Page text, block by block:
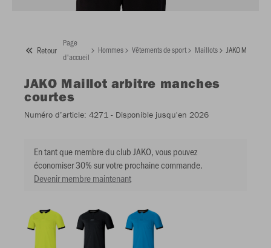
Retour
Page
d'accueil
Hommes Vêtements de sport Maillots JAKO Maillot
JAKO Maillot arbitre manches
courtes
Numéro d’article: 4271 - Disponible jusqu'en 2026
En tant que membre du club JAKO, vous pouvez
économiser 30% sur votre prochaine commande.
Devenir membre maintenant